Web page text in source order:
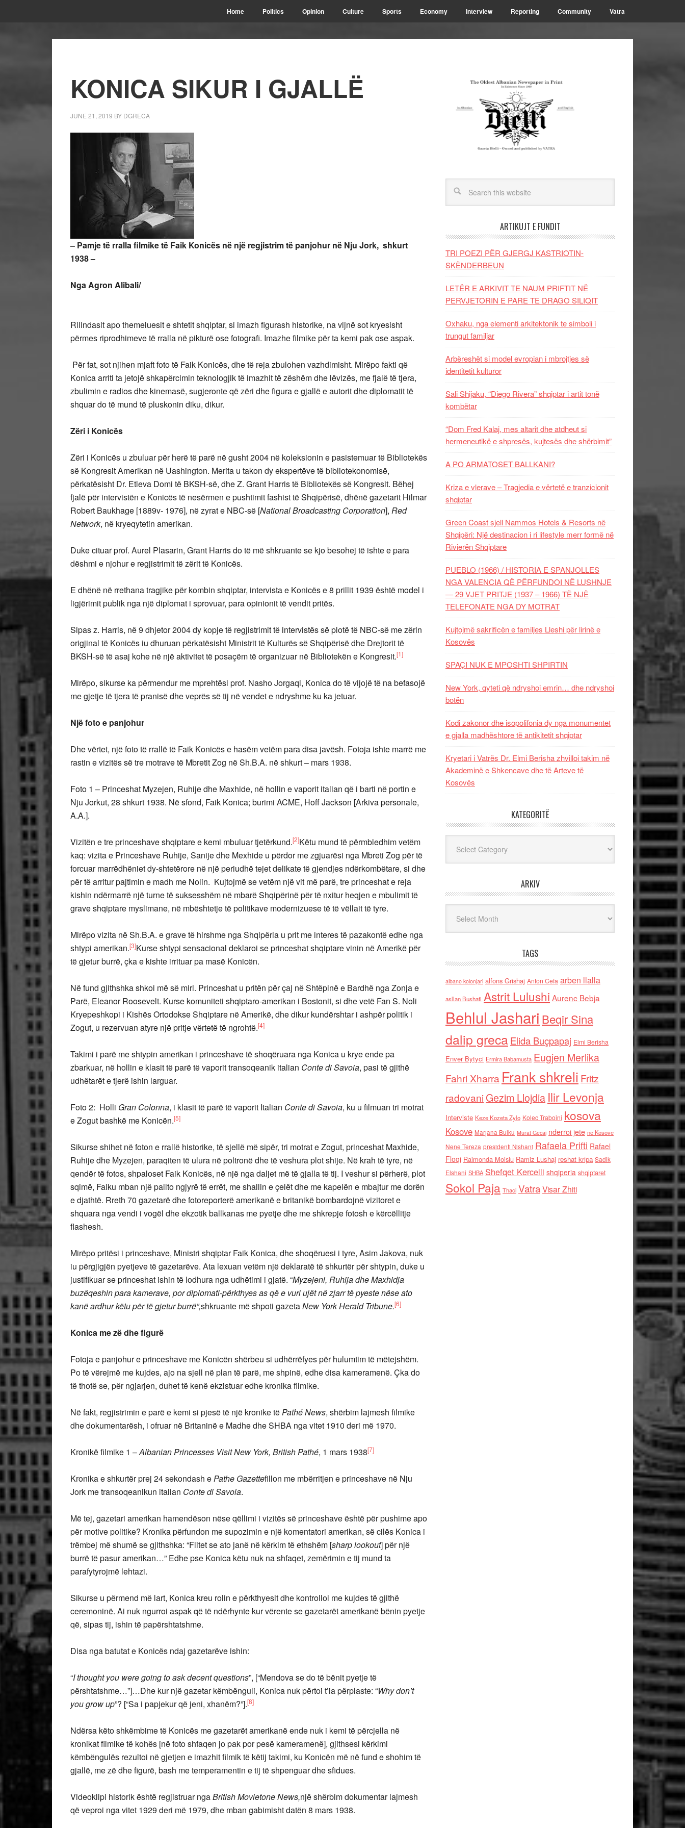
Home Politics Opinion Culture Sports Economy Interview Reporting Community Vatra
KONICA SIKUR I GJALLË
JUNE 21, 2019 BY DGRECA
– Pamje të rralla filmike të Faik Konicës në një regjistrim të panjohur në Nju Jork, shkurt
1938 –
Nga Agron Alibali/
Rilindasit apo themeluesit e shtetit shqiptar, si imazh figurash historike, na vijnë sot kryesisht
përmes riprodhimeve të rralla në pikturë ose fotografi. Imazhe filmike për ta kemi pak ose aspak.
Për fat, sot njihen mjaft foto të Faik Konicës, dhe të reja zbulohen vazhdimisht. Mirëpo fakti që
Konica arriti ta jetojë shkapërcimin teknologjik të imazhit të zëshëm dhe lëvizës, me fjalë të tjera,
zbulimin e radios dhe kinemasë, sugjeronte që zëri dhe figura e gjallë e autorit dhe diplomatit të
shquar do të mund të pluskonin diku, dikur.
Zëri i Konicës
Zëri i Konicës u zbuluar për herë të parë në gusht 2004 në koleksionin e pasistemuar të Bibliotekës
së Kongresit Amerikan në Uashington. Merita u takon dy ekspertëve të bibliotekonomisë,
përkatësisht Dr. Etleva Domi të BKSH-së, dhe Z. Grant Harris të Bibliotekës së Kongresit. Bëhej
fjalë për intervistën e Konicës të nesërmen e pushtimit fashist të Shqipërisë, dhënë gazetarit Hilmar
Robert Baukhage [1889v- 1976], në zyrat e NBC-së [National Broadcasting Corporation], Red
Network, në kryeqytetin amerikan.
Duke cituar prof. Aurel Plasarin, Grant Harris do të më shkruante se kjo besohej të ishte e para
dëshmi e njohur e regjistrimit të zërit të Konicës.
E dhënë në rrethana tragjike për kombin shqiptar, intervista e Konicës e 8 prillit 1939 është model i
ligjërimit publik nga një diplomat i sprovuar, para opinionit të vendit pritës.
Sipas z. Harris, në 9 dhjetor 2004 dy kopje të regjistrimit të intervistës së plotë të NBC-së me zërin
origjinal të Konicës iu dhuruan përkatësisht Ministrit të Kulturës së Shqipërisë dhe Drejtorit të
BKSH-së të asaj kohe në një aktivitet të posaçëm të organizuar në Bibliotekën e Kongresit.[1]
Mirëpo, sikurse ka përmendur me mprehtësi prof. Nasho Jorgaqi, Konica do të vijojë të na befasojë
me gjetje të tjera të pranisë dhe veprës së tij në vendet e ndryshme ku ka jetuar.
Një foto e panjohur
Dhe vërtet, një foto të rrallë të Faik Konicës e hasëm vetëm para disa javësh. Fotoja ishte marrë me
rastin e vizitës së tre motrave të Mbretit Zog në Sh.B.A. në shkurt – mars 1938.
Foto 1 – Princeshat Myzejen, Ruhije dhe Maxhide, në hollin e vaporit italian që i barti në portin e
Nju Jorkut, 28 shkurt 1938. Në sfond, Faik Konica; burimi ACME, Hoff Jackson [Arkiva personale,
A.A.].
Vizitën e tre princeshave shqiptare e kemi mbuluar tjetërkund.[2]Këtu mund të përmbledhim vetëm
kaq: vizita e Princeshave Ruhije, Sanije dhe Mexhide u përdor me zgjuarësi nga Mbreti Zog për të
forcuar marrëdhëniet dy-shtetërore në një periudhë tejet delikate të gjendjes ndërkombëtare, si dhe
për të arritur pajtimin e madh me Nolin. Kujtojmë se vetëm një vit më parë, tre princeshat e reja
kishin ndërmarrë një turne të suksesshëm në mbarë Shqipërinë për të nxitur heqjen e mbulimit të
grave shqiptare myslimane, në mbështetje të politikave modernizuese të të vëllait të tyre.
Mirëpo vizita në Sh.B.A. e grave të hirshme nga Shqipëria u prit me interes të pazakontë edhe nga
shtypi amerikan.[3]Kurse shtypi sensacional deklaroi se princeshat shqiptare vinin në Amerikë për
të gjetur burrë, çka e kishte irrituar pa masë Konicën.
Në fund gjithshka shkoi më së miri. Princeshat u pritën për çaj në Shtëpinë e Bardhë nga Zonja e
Parë, Eleanor Roosevelt. Kurse komuniteti shqiptaro-amerikan i Bostonit, si dhe vetë Fan S. Noli
Kryepeshkopi i Kishës Ortodokse Shqiptare në Amerikë, dhe dikur kundërshtar i ashpër politik i
Zogut, u rezervuan atyre një pritje vërtetë të ngrohtë.[4]
Takimi i parë me shtypin amerikan i princeshave të shoqëruara nga Konica u krye ende pa
zbarkuar, në hollin e klasit të parë të vaporit transoqeanik italian Conte di Savoia, pasi të gjithë
udhëtarët e tjerë ishin larguar.
Foto 2: Holli Gran Colonna, i klasit të parë të vaporit Italian Conte di Savoia, ku u filmuan tri motrat
e Zogut bashkë me Konicën.[5]
Sikurse shihet në foton e rrallë historike, të sjellë më sipër, tri motrat e Zogut, princeshat Maxhide,
Ruhije dhe Myzejen, paraqiten të ulura në poltronë dhe të veshura plot shije. Në krah të tyre, në
qendër të fotos, shpaloset Faik Konicës, në një nga daljet më të gjalla të tij. I veshur si përherë, plot
sqimë, Faiku mban një pallto ngjyrë të errët, me shallin e çelët dhe me kapelën e mbajtur me dorën
e djathtë. Rreth 70 gazetarë dhe fotoreporterë amerikanë e britanikë bombardojnë vizitoret e
shquara nga vendi i vogël dhe ekzotik ballkanas me pyetje dhe me shkrepje fotosh e kërcëllitje
flashesh.
Mirëpo pritësi i princeshave, Ministri shqiptar Faik Konica, dhe shoqëruesi i tyre, Asim Jakova, nuk
iu përgjigjën pyetjeve të gazetarëve. Ata lexuan vetëm një deklaratë të shkurtër për shtypin, duke u
justifikuar se princeshat ishin të lodhura nga udhëtimi i gjatë. “Myzejeni, Ruhija dhe Maxhidja
buzëqeshin para kamerave, por diplomati-përkthyes as që e vuri ujët në zjarr të pyeste nëse ato
kanë ardhur këtu për të gjetur burrë”,shkruante më shpoti gazetaNew York Herald Tribune.[6]
Konica me zë dhe figurë
Fotoja e panjohur e princeshave me Konicën shërbeu si udhërrëfyes për hulumtim të mëtejshëm.
Po të vërejmë me kujdes, ajo na sjell në plan të parë, me shpinë, edhe disa kameramenë. Çka do
të thotë se, për ngjarjen, duhet të kenë ekzistuar edhe kronika filmike.
Në fakt, regjistrimin e parë e kemi si pjesë të një kronike tëPathé News, shërbim lajmesh filmike
dhe dokumentarësh, i ofruar në Britaninë e Madhe dhe SHBA nga vitet 1910 deri më 1970.
Kronikë filmike 1 –Albanian Princesses Visit New York, British Pathé, 1 mars 1938[7]
Kronika e shkurtër prej 24 sekondash ePathe Gazettefillon me mbërritjen e princeshave në Nju
Jork me transoqeanikun italian Conte di Savoia.
Më tej, gazetari amerikan hamendëson nëse qëllimi i vizitës së princeshave është për pushime apo
për motive politike? Kronika përfundon me supozimin e një komentatori amerikan, së cilës Konica i
trëmbej më shumë se gjithshka: “Flitet se ato janë në kërkim të ethshëm [sharp lookout] për një
burrë të pasur amerikan…” Edhe pse Konica këtu nuk na shfaqet, zemërimin e tij mund ta
parafytyrojmë lehtazi.
Sikurse u përmend më lart, Konica kreu rolin e përkthyesit dhe kontrolloi me kujdes të gjithë
ceremoninë. Ai nuk ngurroi aspak që të ndërhynte kur vërente se gazetarët amerikanë bënin pyetje
që, sipas tij, ishin të papërshtatshme.
Disa nga batutat e Konicës ndaj gazetarëve ishin:
“I thought you were going to ask decent questions”, [“Mendova se do të bënit pyetje të
përshtatshme…”]…Dhe kur një gazetar këmbënguli, Konica nuk përtoi t’ia përplaste: “Why don’t
you grow up”? [“Sa i papjekur që jeni, xhanëm?”].[8]
Ndërsa këto shkëmbime të Konicës me gazetarët amerikanë ende nuk i kemi të përcjella në
kronikat filmike të kohës [në foto shfaqen jo pak por pesë kameramenë], gjithsesi kërkimi
këmbëngulës rezultoi në gjetjen e imazhit filmik të këtij takimi, ku Konicën më në fund e shohim të
gjallë, me zë dhe figurë, bash me temperamentin e tij të shpenguar dhe sfidues.
Videoklipi historik është regjistruar ngaBritish Movietone News,një shërbim dokumentar lajmesh
që veproi nga vitet 1929 deri më 1979, dhe mban gabimisht datën 8 mars 1938.
ARTIKUJT E FUNDIT
TRI POEZI PËR GJERGJ KASTRIOTIN-
SKËNDERBEUN
LETËR E ARKIVIT TE NAUM PRIFTIT NË
PERVJETORIN E PARE TE DRAGO SILIQIT
Oxhaku, nga elementi arkitektonik te simboli i
trungut familjar
Arbëreshët si model evropian i mbrojtjes së
identitetit kulturor
Sali Shijaku, “Diego Rivera” shqiptar i artit tonë
kombëtar
“Dom Fred Kalaj, mes altarit dhe atdheut si
hermeneutikë e shpresës, kujtesës dhe shërbimit”
A PO ARMATOSET BALLKANI?
Kriza e vlerave – Tragjedia e vërtetë e tranzicionit
shqiptar
Green Coast sjell Nammos Hotels & Resorts në
Shqipëri: Një destinacion i ri lifestyle merr formë në
Rivierën Shqiptare
PUEBLO (1966) / HISTORIA E SPANJOLLES
NGA VALENCIA QË PËRFUNDOI NË LUSHNJE
— 29 VJET PRITJE (1937 – 1966) TË NJË
TELEFONATE NGA DY MOTRAT
Kujtojmë sakrificën e familjes Lleshi për lirinë e
Kosovës
SPAÇI NUK E MPOSHTI SHPIRTIN
New York, qyteti që ndryshoi emrin… dhe ndryshoi
botën
Kodi zakonor dhe isopolifonia dy nga monumentet
e gjalla madhështore të antikitetit shqiptar
Kryetari i Vatrës Dr. Elmi Berisha zhvilloi takim në
Akademinë e Shkencave dhe të Arteve të
Kosovës
KATEGORITË
ARKIV
TAGS
albano kolonjari alfons Grishaj Anton Cefa arben llalla
asllan Bushati Astrit Lulushi Aurenc Bebja
Behlul Jashari Beqir Sina
dalip grecaElida Buçpapaj Elmi Berisha
Enver Bytyci Ermira Babamusta Eugjen Merlika
Fahri Xharra Frank shkreli Fritz
radovaniGezim Llojdia Ilir Levonja
Interviste Keze Kozeta Zylo Kolec Traboini kosova
Kosove Marjana Bulku Murat Gecaj nderroi jete ne Kosove
Nene Tereza presidenti Nishani Rafaela Prifti Rafael
Floqi Raimonda Moisiu Ramiz Lushaj reshat kripa Sadik
Elshani SHBA Shefqet Kercelli shqiperia shqiptaret
Sokol Paja Thaci VatraVisar Zhiti